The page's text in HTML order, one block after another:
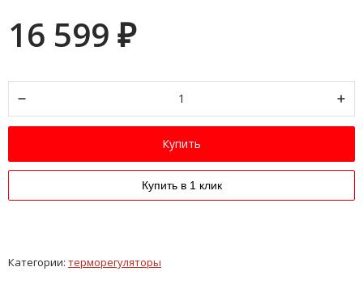
16 599 ₽
Купить
Купить в 1 клик
Категории: терморегуляторы